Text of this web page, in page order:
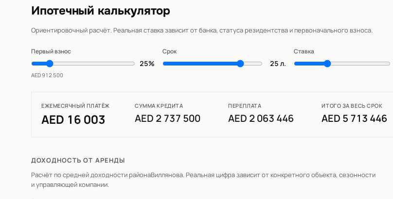
Ипотечный калькулятор
Ориентировочный расчёт. Реальная ставка зависит от банка, статуса резидентства и первоначального взноса.
Первый взнос
25%
AED 912 500
Срок
25 л.
Ставка
ЕЖЕМЕСЯЧНЫЙ ПЛАТЁЖ
AED 16 003
СУММА КРЕДИТА
AED 2 737 500
ПЕРЕПЛАТА
AED 2 063 446
ИТОГО ЗА ВЕСЬ СРОК
AED 5 713 446
ДОХОДНОСТЬ ОТ АРЕНДЫ
Расчёт по средней доходности районаВиллянова. Реальная цифра зависит от конкретного объекта, сезонности
и управляющей компании.